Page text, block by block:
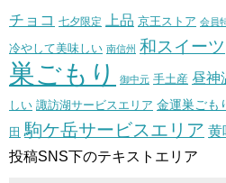
チョコ 七夕限定 上品 京王ストア 会員
冷やして美味しい 南信州 和スイーツ
巣ごもり 御中元 手土産 昼神
しい 諏訪湖サービスエリア 金運巣ごも
田 駒ケ岳サービスエリア 黄
投稿SNS下のテキストエリア